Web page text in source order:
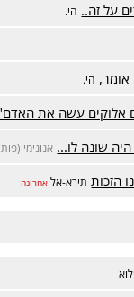
על זה.. הי.
הי.
אלוקים עשה את
שונה לו... אנונימי
הזכות תירא-אל אחרונה